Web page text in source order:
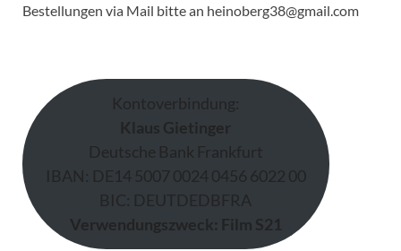
Bestellungen via Mail bitte an heinoberg38@gmail.com
Kontoverbindung:
Klaus Gietinger
Deutsche Bank Frankfurt
IBAN: DE14 5007 0024 0456 6022 00
BIC: DEUTDEDBFRA
Verwendungszweck: Film S21